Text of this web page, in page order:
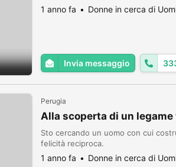
1 anno fa Donne in cerca di
Invia messaggio
Perugia
Alla scoperta di un legame
Sto cercando un uomo con cui
felicità reciproca.
1 anno fa Donne in cerca di